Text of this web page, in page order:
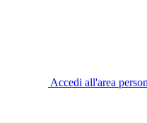
Accedi all'area